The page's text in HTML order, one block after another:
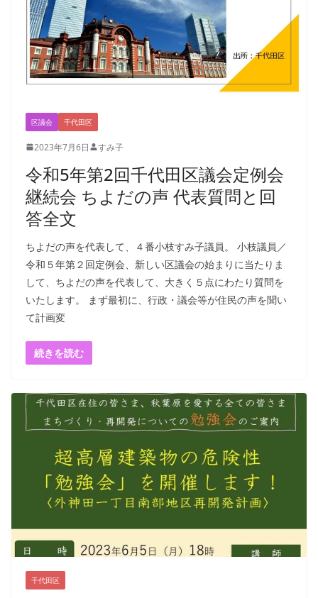
区議会 千代田区
2023年7月6日 すみ子
令和5年第2回千代田区議会定例会
継続会 ちよだの声 代表質問と回
答全文
ちよだの声を代表して、４番小枝すみ子議員。 小枝議員／
令和５年第２回定例会、新しい区議会の始まりに当たりま
して、ちよだの声を代表して、大きく５点にわたり質問を
いたします。 まず最初に、行政・議会等が住民の声を聞い
て計画変
続きを読む
千代田区